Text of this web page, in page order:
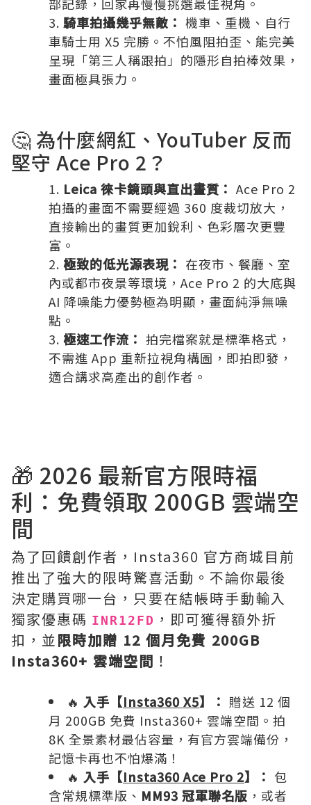
騎車拍攝幾乎無敵： 機車、重機、自行
車騎士用 X5 完勝。不怕風阻拍歪、能完美
呈現「第三人稱跟拍」的隱形自拍棒效果，
畫面極具張力。
🤔 為什麼網紅、YouTuber 反而
堅守 Ace Pro 2？
Leica 徠卡鏡頭與直出畫質： Ace Pro 2
拍攝的畫面不需要經過 360 度裁切放大，
直接輸出的畫質更加銳利、色彩層次更豐
富。
極致的低光源表現： 在夜市、餐廳、室
內或都市夜景等環境，Ace Pro 2 的大底與
AI 降噪能力優勢極為明顯，畫面純淨無噪
點。
極速工作流： 拍完檔案就是標準格式，
不需進 App 重新拉視角構圖，即拍即發，
適合講求高產出的創作者。
🎁 2026 最新官方限時福
利：免費領取 200GB 雲端空
間
為了回饋創作者，Insta360 官方商城目前
推出了強大的限時驚喜活動。不論你最後
決定購買哪一台，只要在結帳時手動輸入
獨家優惠碼 INR12FD ，即可獲得額外折
扣，並限時加贈 12 個月免費 200GB
Insta360+ 雲端空間 ！
🔥 入手【Insta360 X5】： 贈送 12 個
月 200GB 免費 Insta360+ 雲端空間。拍
8K 全景素材最佔容量，有官方雲端備份，
記憶卡再也不怕爆滿！
🔥 入手【Insta360 Ace Pro 2】： 包
含常規標準版、 MM93 冠軍聯名版 ，或者